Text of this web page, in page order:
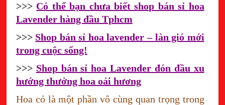
>>> Có thể bạn chưa biết shop bán sỉ hoa
Lavender hàng đầu Tphcm
>>> Shop bán sỉ hoa lavender – làn gió mới
trong cuộc sống!
>>> Shop bán sỉ hoa Lavender đón đầu xu
hướng thưởng hoa oải hương
Hoa cỏ là một phần vô cùng quan trọng trong